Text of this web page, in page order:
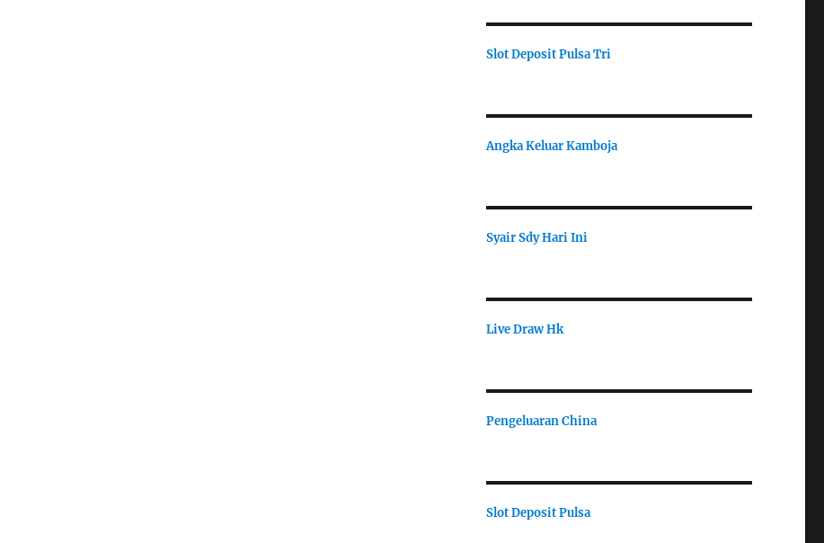
Slot Deposit Pulsa Tri
Angka Keluar Kamboja
Syair Sdy Hari Ini
Live Draw Hk
Pengeluaran China
Slot Deposit Pulsa